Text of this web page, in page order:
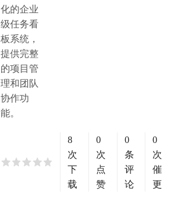
化的企业
级任务看
板系统，
提供完整
的项目管
理和团队
协作功
能。
8
次
下
载
0
次
点
赞
0
条
评
论
0
次
催
更